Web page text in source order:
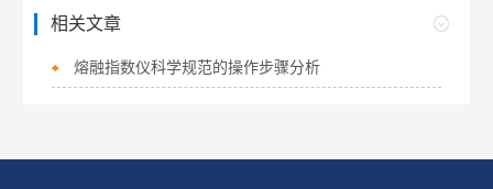
相关文章
熔融指数仪科学规范的操作步骤分析